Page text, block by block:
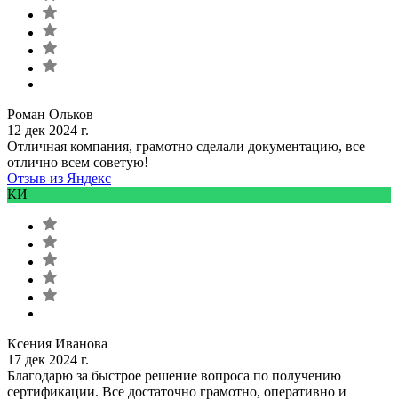
Роман Ольков
12 дек 2024 г.
Отличная компания, грамотно сделали документацию, все
отлично всем советую!
Отзыв из Яндекс
КИ
Ксения Иванова
17 дек 2024 г.
Благодарю за быстрое решение вопроса по получению
сертификации. Все достаточно грамотно, оперативно и